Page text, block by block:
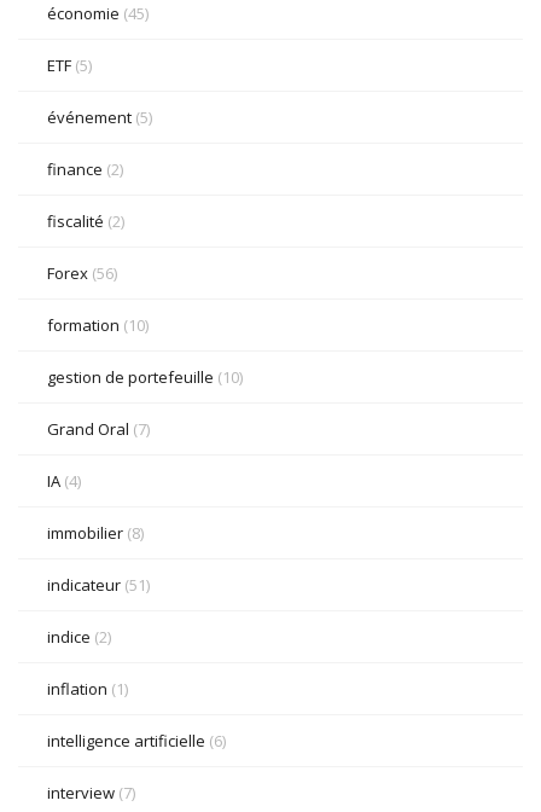
économie (45)
ETF (5)
événement (5)
finance (2)
fiscalité (2)
Forex (56)
formation (10)
gestion de portefeuille (10)
Grand Oral (7)
IA (4)
immobilier (8)
indicateur (51)
indice (2)
inflation (1)
intelligence artificielle (6)
interview (7)